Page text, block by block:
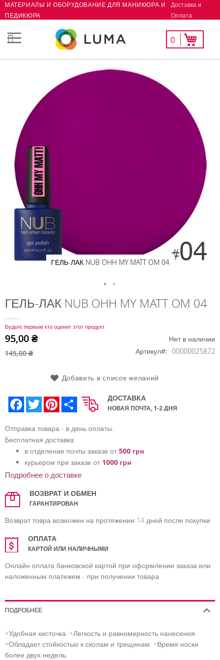
Skip
Content
МАТЕРИАЛЫ И ОБОРУДОВАНИЕ ДЛЯ МАНИКЮРА И
ПЕДИКЮРА
Доставка и
Оплата
Моя корзина
0
Мой
список
галереям
изображений
ГЕЛЬ-ЛАК NUB OHH MY MATT OM 04
к
галереи
изображений
ГЕЛЬ-ЛАК NUB OHH MY MATT OM 04
Будьте первым кто оценит этот продукт
95,00 ₴
145,00 ₴
Нет в наличии
Артикул
00000025872
Добавить в список желаний
Facebook
Twitter PinterestShare ДОСТАВКА
НОВАЯ ПОЧТА, 1-2 ДНЯ
Отправка товара - в день оплаты.
Бесплатная доставка:
в отделение почты заказе от 500 грн
курьером при заказе от 1000 грн
Подробнее о доставке
ВОЗВРАТ И ОБМЕН
ГАРАНТИРОВАН
Возврат товра возможен на протяжении 14 дней после покупки
ОПЛАТА
КАРТОЙ ИЛИ НАЛИЧНЫМИ
Онлайн оплата банковской картой при оформлении заказа или
наложенным платежем - при получении товара
ПОДРОБНЕЕ
+Удобная кисточка. +Легкость и равномерность нанесения.
+Обладает стойкостью к сколам и трещинам. +Время носки
более двух недель.